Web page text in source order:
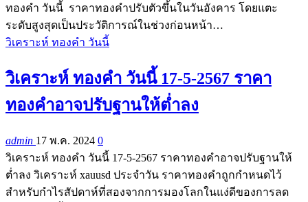
ทองคำ วันนี้ ราคาทองคำปรับตัวขึ้นในวันอังคาร โดยแตะ
ระดับสูงสุดเป็นประวัติการณ์ในช่วงก่อนหน้า…
วิเคราะห์ ทองคำ วันนี้
วิเคราะห์ ทองคำ วันนี้ 17-5-2567 ราคา
ทองคำอาจปรับฐานให้ต่ำลง
admin 17 พ.ค. 2024 0
วิเคราะห์ ทองคำ วันนี้ 17-5-2567 ราคาทองคำอาจปรับฐานให้
ต่ำลง วิเคราะห์ xauusd ประจำวัน ราคาทองคำถูกกำหนดไว้
สำหรับกำไรสัปดาห์ที่สองจากการมองโลกในแง่ดีของการลด